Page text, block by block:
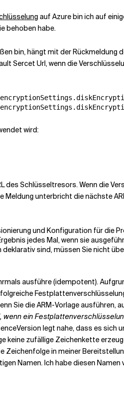
auf Azure bin ich auf
behoben habe.
bin, hängt mit der Rückmeldung
Sercet Url, wenn die
wird:
Schlüsseltresors. Wenn die
unterbricht die nächste
und Konfiguration für die
jedes Mal, wenn sie
sind, müssen Sie nicht
ausführe (idempotent).
Sie die ARM-Vorlage ausführen,
ein
legt nahe, dass es sich
keine zufällige Zeichenkette
Zeichenfolge in meiner
Namen. Ich habe diesen